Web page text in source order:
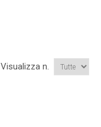
Visualizza n.